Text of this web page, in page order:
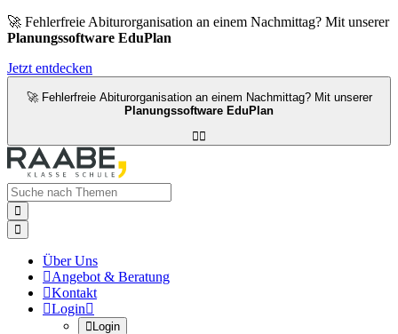
🚀 Fehlerfreie Abiturorganisation an einem Nachmittag? Mit unserer
Planungssoftware EduPlan
Jetzt entdecken
🚀 Fehlerfreie Abiturorganisation an einem Nachmittag? Mit unserer
Planungssoftware EduPlan



Über Uns
Angebot & Beratung
Kontakt
Login
Login